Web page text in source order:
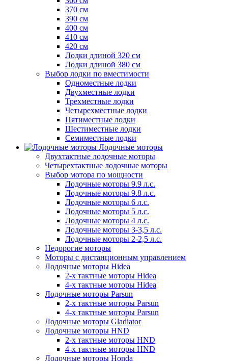
370 см
390 см
400 см
410 см
420 см
Лодки длиной 320 см
Лодки длиной 380 см
Выбор лодки по вместимости
Одноместные лодки
Двухместные лодки
Трехместные лодки
Четырехместные лодки
Пятиместные лодки
Шестиместные лодки
Семиместные лодки
Лодочные моторы
Двухтактные лодочные моторы
Четырехтактные лодочные моторы
Выбор мотора по мощности
Лодочные моторы 9.9 л.с.
Лодочные моторы 9.8 л.с.
Лодочные моторы 6 л.с.
Лодочные моторы 5 л.с.
Лодочные моторы 4 л.с.
Лодочные моторы 3-3,5 л.с.
Лодочные моторы 2-2,5 л.с.
Недорогие моторы
Моторы с дистанционным управлением
Лодочные моторы Hidea
2-х тактные моторы Hidea
4-х тактные моторы Hidea
Лодочные моторы Parsun
2-х тактные моторы Parsun
4-х тактные моторы Parsun
Лодочные моторы Gladiator
Лодочные моторы HND
2-х тактные моторы HND
4-х тактные моторы HND
Лодочные моторы Honda